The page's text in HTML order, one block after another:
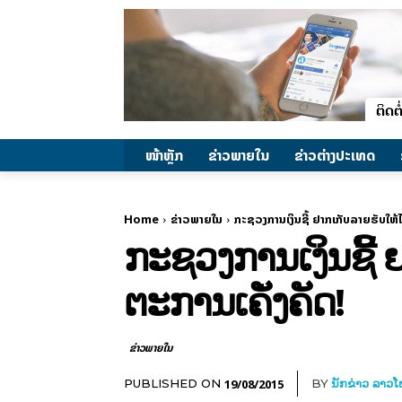
ໜ້າຫຼັກ ຂ່າວພາຍ​ໃນ ຂ່າວຕ່າງປະເທດ
Home ຂ່າວພາຍ​ໃນ ກະຊວງການເງິນຊີ້ ຢາກເກັບລາຍຮັບໃ
ກະຊວງການເງິນຊີ້
ຕະການເຄັ່ງຄັດ!
ຂ່າວພາຍ​ໃນ
PUBLISHED ON 19/08/2015 BYນັກຂ່າວ ລາວ